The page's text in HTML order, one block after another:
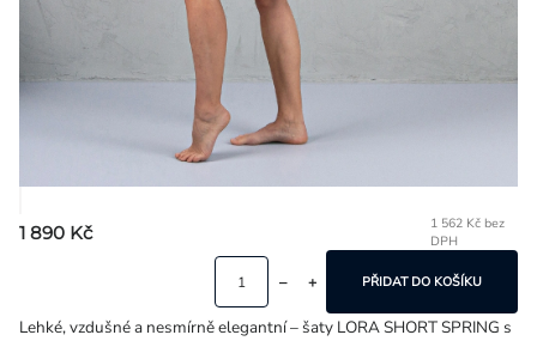
1 890 Kč
1 562 Kč bez
DPH
PŘIDAT DO KOŠÍKU
Lehké, vzdušné a nesmírně elegantní – šaty LORA SHORT SPRING s